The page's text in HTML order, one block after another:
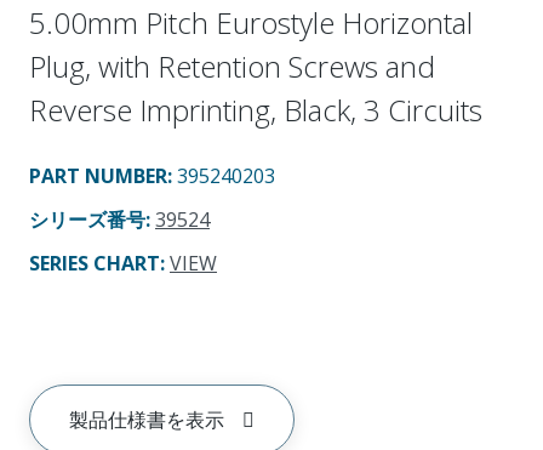
5.00mm Pitch Eurostyle Horizontal
Plug, with Retention Screws and
Reverse Imprinting, Black, 3 Circuits
PART NUMBER:395240203
シリーズ番号:39524
SERIES CHART:VIEW
製品仕様書を表示